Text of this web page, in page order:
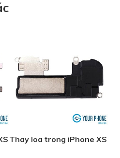
Thay loa trong iPhone XS